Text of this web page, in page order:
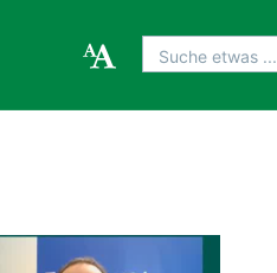
Suche etwas ...